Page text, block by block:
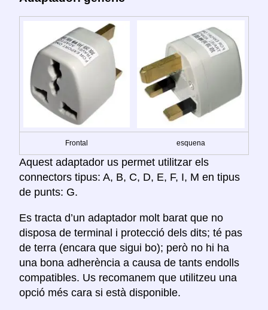
Frontal esquena
Aquest adaptador us permet utilitzar els
connectors tipus: A, B, C, D, E, F, I, M en tipus
de punts: G.
Es tracta d’un adaptador molt barat que no
disposa de terminal i protecció dels dits; té pas
de terra (encara que sigui bo); però no hi ha
una bona adherència a causa de tants endolls
compatibles. Us recomanem que utilitzeu una
opció més cara si està disponible.